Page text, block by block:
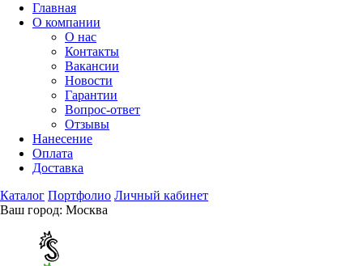
Главная
О компании
О нас
Контакты
Вакансии
Новости
Гарантии
Вопрос-ответ
Отзывы
Нанесение
Оплата
Доставка
Каталог Портфолио Личный кабинет
Ваш город: Москва